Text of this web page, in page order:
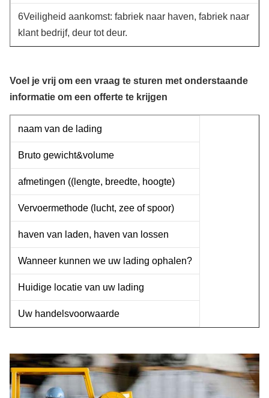
6Veiligheid aankomst: fabriek naar haven, fabriek naar
klant bedrijf, deur tot deur.
Voel je vrij om een vraag te sturen met onderstaande
informatie om een offerte te krijgen
naam van de lading
Bruto gewicht&volume
afmetingen ((lengte, breedte, hoogte)
Vervoermethode (lucht, zee of spoor)
haven van laden, haven van lossen
Wanneer kunnen we uw lading ophalen?
Huidige locatie van uw lading
Uw handelsvoorwaarde